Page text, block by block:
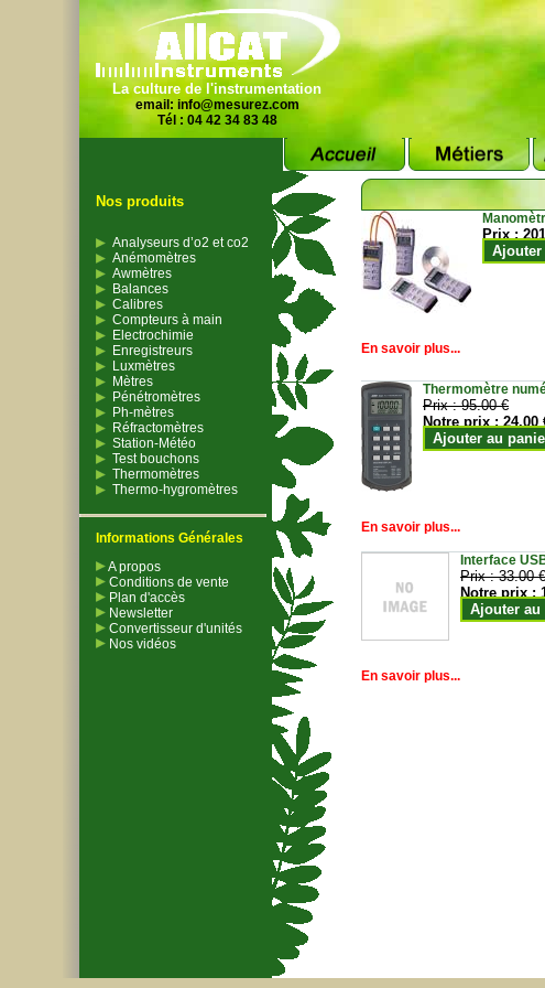
La culture de l'instrumentation
email: info@mesurez.com
Tél : 04 42 34 83 48
Nos produits
Analyseurs d’o2 et co2
Anémomètres
Awmètres
Balances
Calibres
Compteurs à main
Electrochimie
Enregistreurs
Luxmètres
Mètres
Pénétromètres
Ph-mètres
Réfractomètres
Station-Météo
Test bouchons
Thermomètres
Thermo-hygromètres
Informations Générales
A propos
Conditions de vente
Plan d'accès
Newsletter
Convertisseur d'unités
Nos vidéos
Prix :
Ajouter
En savoir plus...
Thermomètre
Prix :95.00 €
Notre prix :24.00
Ajouter au
En savoir plus...
Interface
Prix :33.00 €
Notre prix :
Ajouter au
En savoir plus...